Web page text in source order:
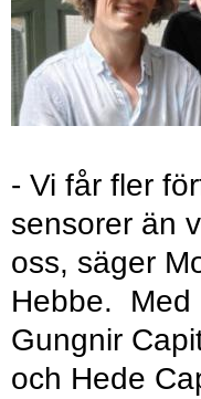
- Vi får fler
sensorer än
oss, säger
Hebbe. Med
Gungnir
och Hede